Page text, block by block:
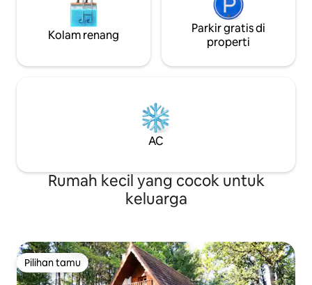
Kolam renang
Parkir gratis di
properti
AC
Rumah kecil yang cocok untuk
keluarga
Pilihan tamu
Pilihan tamu